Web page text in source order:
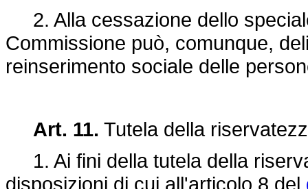
2. Alla cessazione dello
Commissione può, comunque,
reinserimento sociale delle
Art. 11. Tutela della
1. Ai fini della tutela della
disposizioni di cui all'articolo 8 del